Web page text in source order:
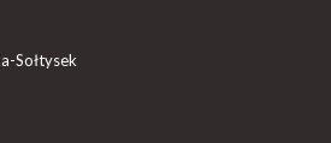
Sołtysek